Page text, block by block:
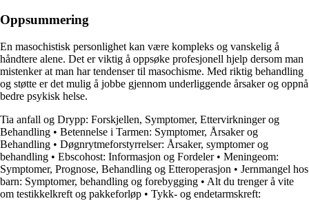
Oppsummering
En masochistisk personlighet kan være kompleks og vanskelig å
håndtere alene. Det er viktig å oppsøke profesjonell hjelp dersom man
mistenker at man har tendenser til masochisme. Med riktig behandling
og støtte er det mulig å jobbe gjennom underliggende årsaker og oppnå
bedre psykisk helse.
Tia anfall og Drypp: Forskjellen, Symptomer, Ettervirkninger og
Behandling • Betennelse i Tarmen: Symptomer, Årsaker og
Behandling • Døgnrytmeforstyrrelser: Årsaker, symptomer og
behandling • Ebscohost: Informasjon og Fordeler• Meningeom:
Symptomer, Prognose, Behandling og Etteroperasjon • Jernmangel hos
barn: Symptomer, behandling og forebygging • Alt du trenger å vite
om testikkelkreft og pakkeforløp • Tykk- og endetarmskreft: